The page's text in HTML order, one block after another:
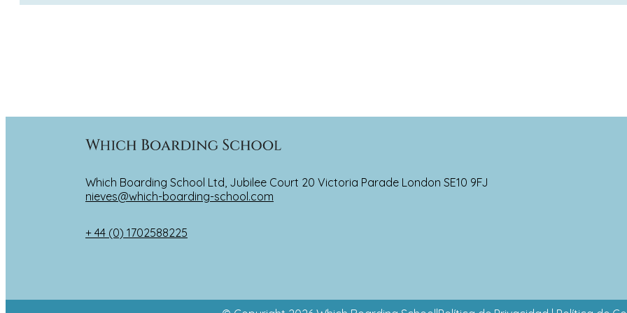
Which Boarding School Ltd, Jubilee Court 20 Victoria Parade London SE10 9FJ
nieves@which-boarding-school.com
+ 44 (0) 1702588225